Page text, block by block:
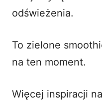
odświeżenia.
To zielone
na ten moment.
Więcej inspiracji